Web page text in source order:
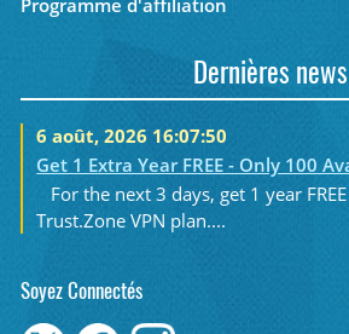
Dernières news
6 août, 2026 16:07:50
Get 1 Extra Year FREE - Only 100
For the next 3 days, get 1 year
Trust.Zone VPN plan....
Soyez Connectés